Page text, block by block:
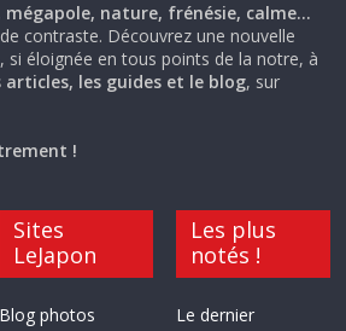
nature, frénésie, calme…
contraste. Découvrez une nouvelle
si éloignée en tous points de la notre, à
articles, les guides et le blog, sur
!
Sites
LeJapon
Blog photos
Les plus
notés !
Le dernier